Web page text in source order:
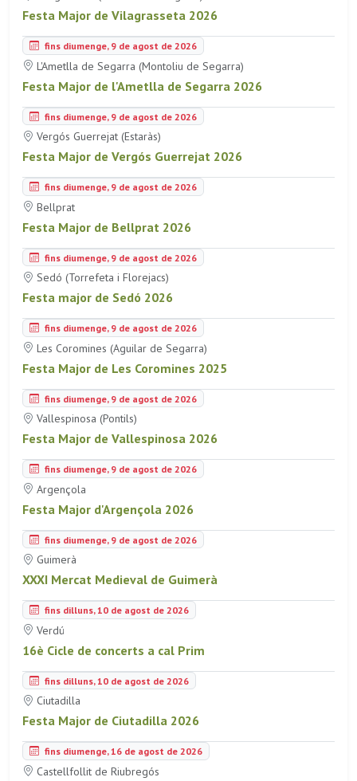
Festa Major de Vilagrasseta 2026
fins diumenge, 9 de agost de 2026
L'Ametlla de Segarra (Montoliu de Segarra)
Festa Major de l'Ametlla de Segarra 2026
fins diumenge, 9 de agost de 2026
Vergós Guerrejat (Estaràs)
Festa Major de Vergós Guerrejat 2026
fins diumenge, 9 de agost de 2026
Bellprat
Festa Major de Bellprat 2026
fins diumenge, 9 de agost de 2026
Sedó (Torrefeta i Florejacs)
Festa major de Sedó 2026
fins diumenge, 9 de agost de 2026
Les Coromines (Aguilar de Segarra)
Festa Major de Les Coromines 2025
fins diumenge, 9 de agost de 2026
Vallespinosa (Pontils)
Festa Major de Vallespinosa 2026
fins diumenge, 9 de agost de 2026
Argençola
Festa Major d'Argençola 2026
fins diumenge, 9 de agost de 2026
Guimerà
XXXI Mercat Medieval de Guimerà
fins dilluns, 10 de agost de 2026
Verdú
16è Cicle de concerts a cal Prim
fins dilluns, 10 de agost de 2026
Ciutadilla
Festa Major de Ciutadilla 2026
fins diumenge, 16 de agost de 2026
Castellfollit de Riubregós